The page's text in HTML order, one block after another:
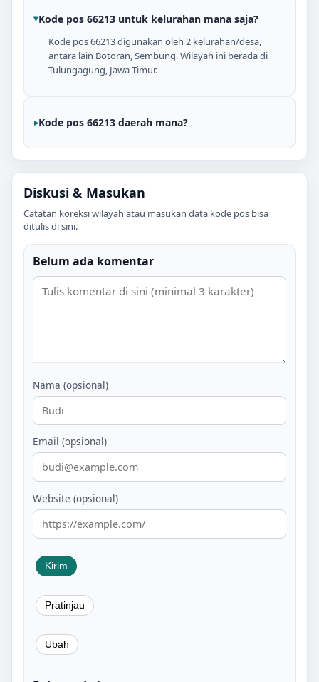
Kode pos 66213 untuk kelurahan mana saja?
Kode pos 66213 digunakan oleh 2 kelurahan/desa,
antara lain Botoran, Sembung. Wilayah ini berada di
Tulungagung, Jawa Timur.
Kode pos 66213 daerah mana?
Diskusi & Masukan
Catatan koreksi wilayah atau masukan data kode pos bisa
ditulis di sini.
Belum ada komentar
Nama (opsional)
Email (opsional)
Website (opsional)